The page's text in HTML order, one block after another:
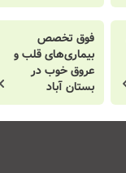
فوق تخصص
بیماری‌های قلب و
عروق خوب در
بستان آباد